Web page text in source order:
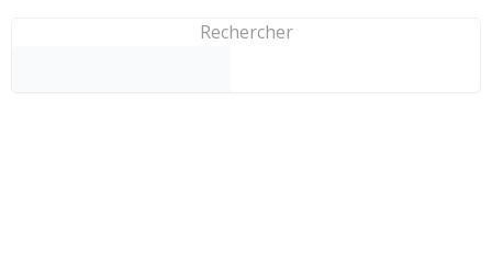
Rechercher